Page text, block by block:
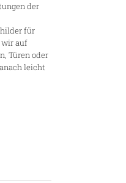
der
für
wir auf
Türen oder
leicht